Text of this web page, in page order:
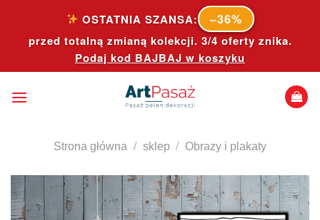
content
OSTATNIA SZANSA: –36%
przed totalną zmianą kolekcji. 3/4 oferty znika.
Podaj kod BAJBAJ w koszyku
Strona główna / sklep / Obrazy i plakaty